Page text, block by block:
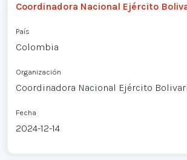
Coordinadora Nacional Ejército
País
Colombia
Organización
Coordinadora Nacional Ejército
Fecha
2024-12-14